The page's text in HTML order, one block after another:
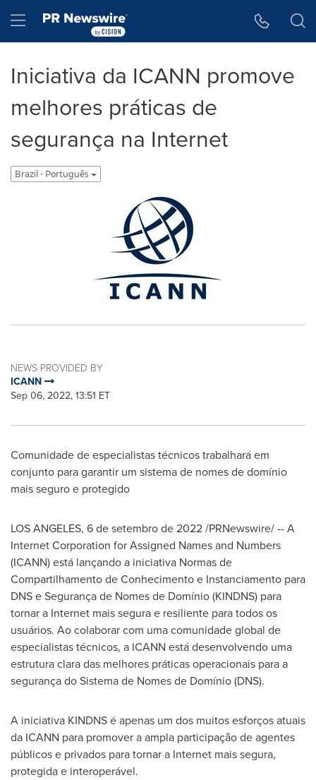
Hamburger menu
Iniciativa da ICANN promove
melhores práticas de
segurança na Internet
Brazil - Português
NEWS PROVIDED BY
ICANN
Sep 06, 2022, 13:51 ET
Comunidade de especialistas técnicos trabalhará em
conjunto para garantir um sistema de nomes de domínio
mais seguro e protegido
LOS ANGELES, 6 de setembro de 2022/PRNewswire/ -- A
Internet Corporation for Assigned Names and Numbers
(ICANN) está lançando a iniciativa Normas de
Compartilhamento de Conhecimento e Instanciamento para
DNS e Segurança de Nomes de Domínio (KINDNS) para
tornar a Internet mais segura e resiliente para todos os
usuários. Ao colaborar com uma comunidade global de
especialistas técnicos, a ICANN está desenvolvendo uma
estrutura clara das melhores práticas operacionais para a
segurança do Sistema de Nomes de Domínio (DNS).
A iniciativa KINDNS é apenas um dos muitos esforços atuais
da ICANN para promover a ampla participação de agentes
públicos e privados para tornar a Internet mais segura,
protegida e interoperável.